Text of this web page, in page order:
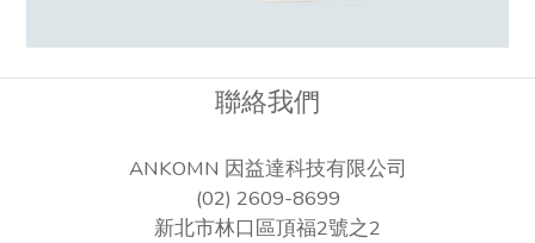
聯絡我們
ANKOMN 因益達科技有限公司
(02) 2609-8699
新北市林口區頂福2號之2